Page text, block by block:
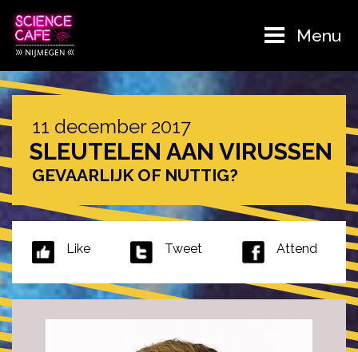
Menu
11 december 2017
SLEUTELEN AAN VIRUSSEN
GEVAARLIJK OF NUTTIG?
Like Tweet Attend